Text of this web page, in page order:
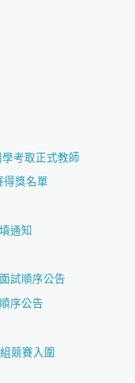
考取正式教師
得獎名單
通知
試順序公告
序公告
競賽入圍